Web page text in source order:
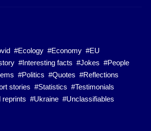
#Ecology #Economy #EU
#Interesting facts #Jokes #People
#Politics #Quotes #Reflections
stories #Statistics #Testimonials
reprints #Ukraine #Unclassifiables